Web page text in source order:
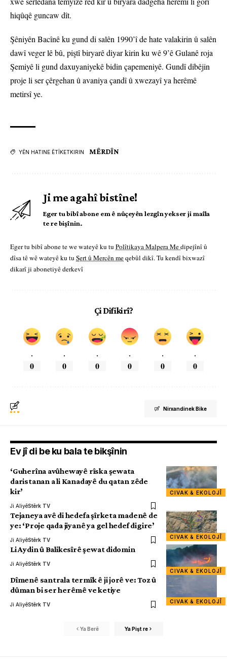
hiqûqê guncaw dît.
Şêniyên Bacînê ku gund di salên 1990’î de hate valakirin û salên
dawî veger lê bû, piştî biryarê diyar kirin ku wê 9’ê Gulanê roja
Şemiyê li gund daxuyaniyekê bidin çapemeniyê. Gundî dibêjin
proje li ser çêrgehan û avaniya çandî û xwezayî ya herêmê
metirsî ye.
YÊN HATINE ÊTÎKETKIRIN MÊRDÎN
Ji me agahî bistîne!
Eger tu bibî abone em ê nûçeyên lezgîn yekser ji maîla
te re bişînin.
Eger tu bibî abone te we wateyê ku tu Polîtikaya Malpera Medipejînî û
dîsa tê wê wateyê ku tu Şert û Mercên meqebûl dikî. Tu kendî bixwazî
dikarî ji abonetiyê derkevî
Çi Difikirî?
.
0
.
0
.
0
.
0
.
0
.
0
Nirxandinek Bike
Ev jî di be ku bala te bikşînin
CIVAK & EKOLOJÎ
‘Guherîna avûhewayê rîska şewata
daristanan a li Kanadayê du qatan zêde
kir’
Ji AliyêStêrk TV
CIVAK & EKOLOJÎ
Tejaneya avê di hedefa şîrketa madenê de
ye: ‘Proje qada jiyanê ya gel hedef digire’
Ji AliyêStêrk TV
CIVAK & EKOLOJÎ
Li Aydin û Balikesîrê şewat didomin
Ji AliyêStêrk TV
CIVAK & EKOLOJÎ
Dîmenê santrala termîk ê ji jorê ve: Toz û
dûman bi ser herêmê ve ketiye
Ji AliyêStêrk TV
Ya Berê Ya Pişt re